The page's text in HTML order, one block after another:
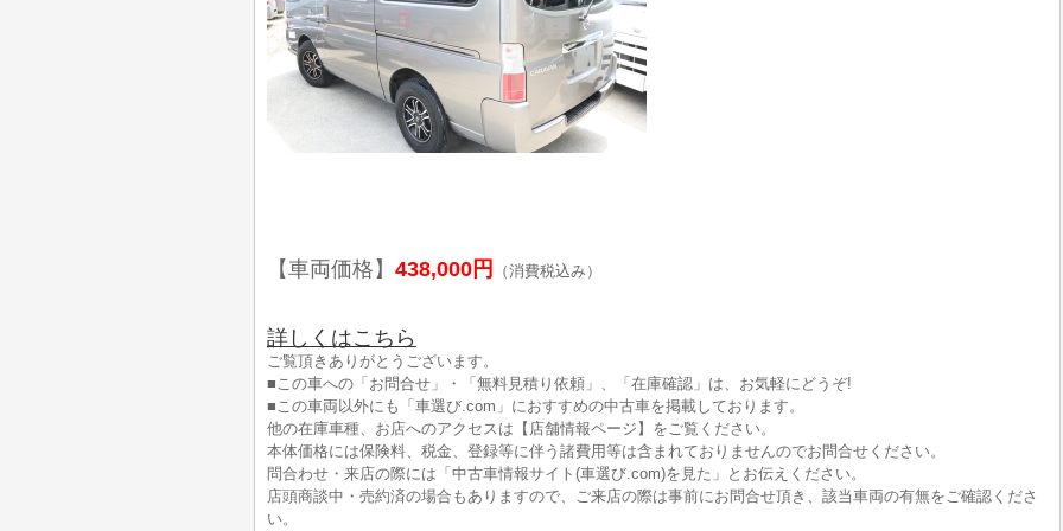
【車両価格】 438,000円 （消費税込み）
詳しくはこちら
ご覧頂きありがとうございます。
■この車への「お問合せ」・「無料見積り依頼」、「在庫確認」は、お気軽にどうぞ!
■この車両以外にも「車選び.com」におすすめの中古車を掲載しております。
他の在庫車種、お店へのアクセスは【店舗情報ページ】をご覧ください。
本体価格には保険料、税金、登録等に伴う諸費用等は含まれておりませんのでお問合せください。
問合わせ・来店の際には「中古車情報サイト(車選び.com)を見た」とお伝えください。
店頭商談中・売約済の場合もありますので、ご来店の際は事前にお問合せ頂き、該当車両の有無をご確認くださ
い。